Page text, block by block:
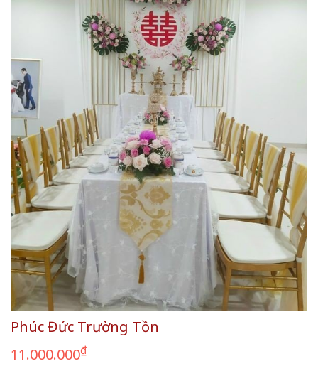
Phúc Đức Trường Tồn
11.000.000₫